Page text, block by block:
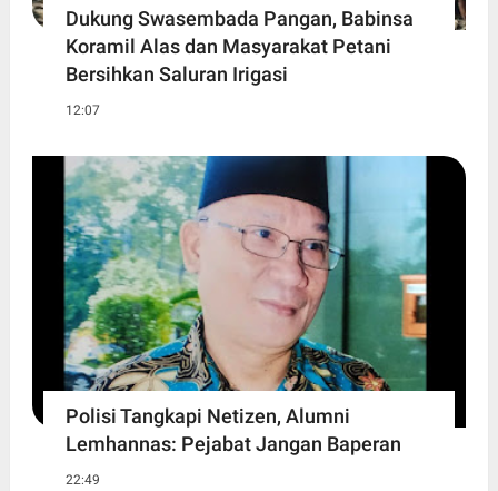
Dukung Swasembada Pangan, Babinsa
Koramil Alas dan Masyarakat Petani
Bersihkan Saluran Irigasi
12:07
Polisi Tangkapi Netizen, Alumni
Lemhannas: Pejabat Jangan Baperan
22:49